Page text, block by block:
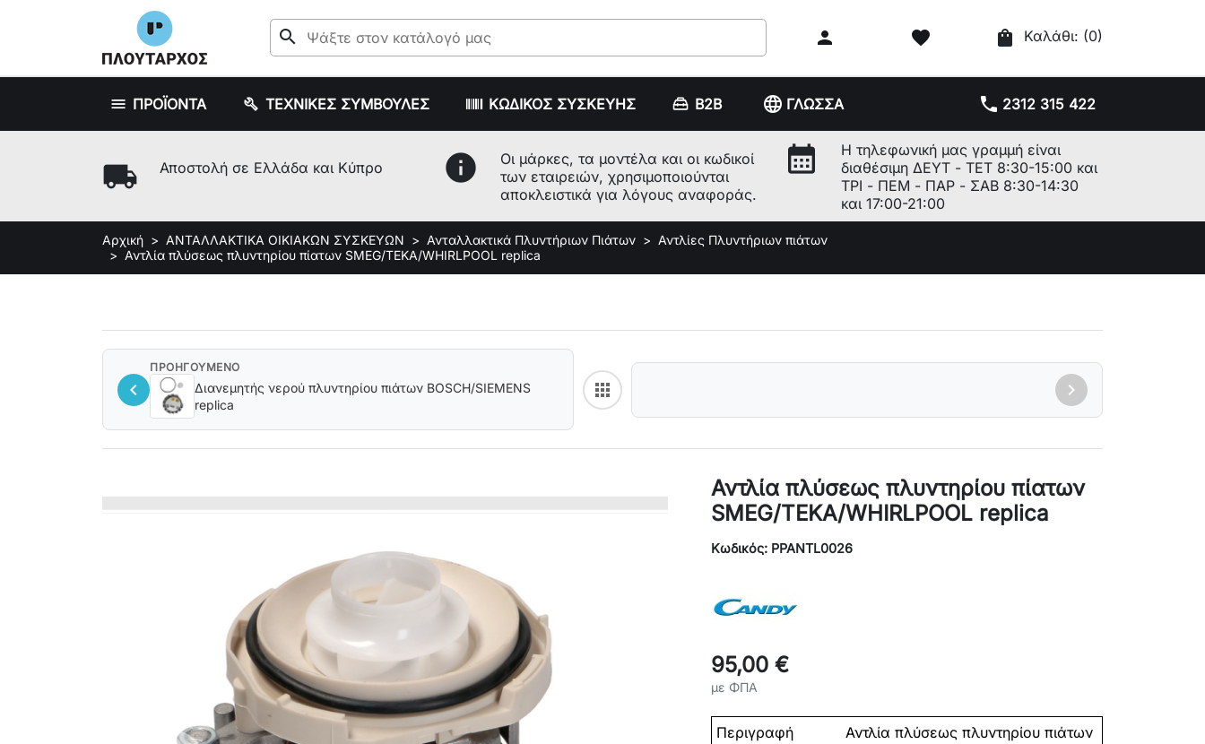
search  favorite shopping_bag Καλάθι: (0)
ΠΡΟΪΟΝΤΑ ΤΕΧΝΙΚΕΣ ΣΥΜΒΟΥΛΕΣ ΚΩΔΙΚΟΣ ΣΥΣΚΕΥΗΣ B2B phone 2312 315 422
language ΓΛΩΣΣΑ
local_shipping Αποστολή σε Ελλάδα και Κύπρο info
Οι μάρκες, τα μοντέλα και οι κωδικοί
των εταιρειών, χρησιμοποιούνται
αποκλειστικά για λόγους αναφοράς.
calendar_month
Η τηλεφωνική μας γραμμή είναι
διαθέσιμη ΔΕΥΤ - ΤΕΤ 8:30-15:00 και
ΤΡΙ - ΠΕΜ - ΠΑΡ - ΣΑΒ 8:30-14:30
και 17:00-21:00
Αρχική ΑΝΤΑΛΛΑΚΤΙΚΑ ΟΙΚΙΑΚΩΝ ΣΥΣΚΕΥΩΝ Ανταλλακτικά Πλυντήριων Πιάτων
Αντλίες Πλυντήριων πιάτων
Αντλία πλύσεως πλυντηρίου πίατων SMEG/ΤΕΚΑ/WHIRLPOOL replica
chevron_left
ΠΡΟΗΓΟΥΜΕΝΟ
Διανεμητής νερού πλυντηρίου πιάτων BOSCH/SIEMENS
replica
appsBack to category chevron_right
Αντλία πλύσεως πλυντηρίου πίατων
SMEG/ΤΕΚΑ/WHIRLPOOL replica
Κωδικός: PPANTL0026
95,00 €
με ΦΠΑ
Περιγραφή
Αντλία πλύσεως πλυντηρίου πιάτων